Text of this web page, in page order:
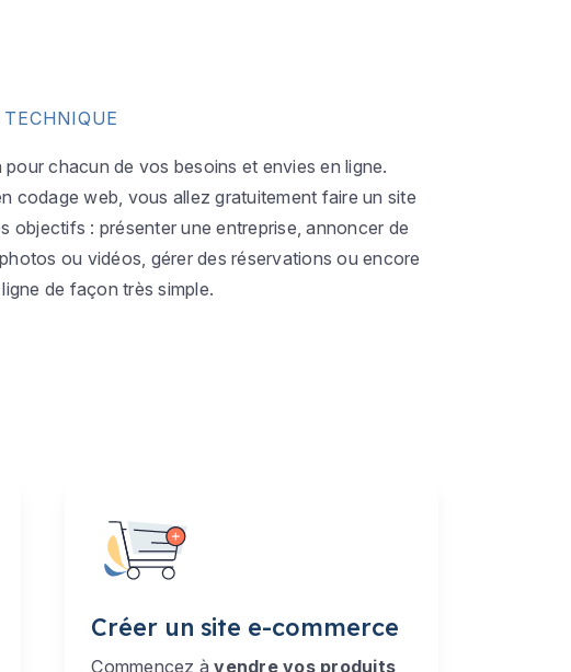
chacun de vos besoins et envies en ligne.
codage web, vous allez gratuitement faire un site
objectifs : présenter une entreprise, annoncer de
ou vidéos, gérer des réservations ou encore
de façon très simple.
Créer un site e-commerce
Commencez àvendre vos produits